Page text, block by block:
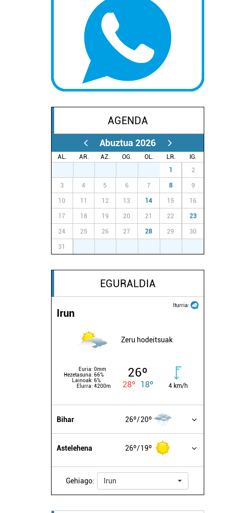
AGENDA
Abuztua 2026
AL. AR. AZ. OG. OL. LR.
IG.
1 2
3 4 5 6 7 8 9
10 11 12 13 14 15 16
17 18 19 20 21 22 23
24 25 26 27 28 29 30
31
EGURALDIA
Iturria:
Irun
Zeru hodeitsuak
Euria: 0mm
Hezetasuna: 66%
Lainoak: 6%
Elurra: 4200m
26º
28º 18º 4 km/h
Bihar 26º 20º
Astelehena 26º 19º
Gehiago: Irun